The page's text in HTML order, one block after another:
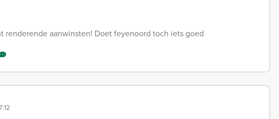
renderende aanwinsten! Doet feyenoord toch iets goed